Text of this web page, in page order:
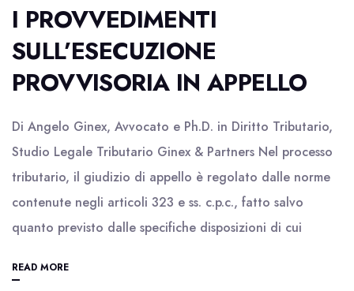
I PROVVEDIMENTI
SULL’ESECUZIONE
PROVVISORIA IN APPELLO
Di Angelo Ginex, Avvocato e Ph.D. in Diritto Tributario,
Studio Legale Tributario Ginex & Partners Nel processo
tributario, il giudizio di appello è regolato dalle norme
contenute negli articoli 323 e ss. c.p.c., fatto salvo
quanto previsto dalle specifiche disposizioni di cui
READ MORE